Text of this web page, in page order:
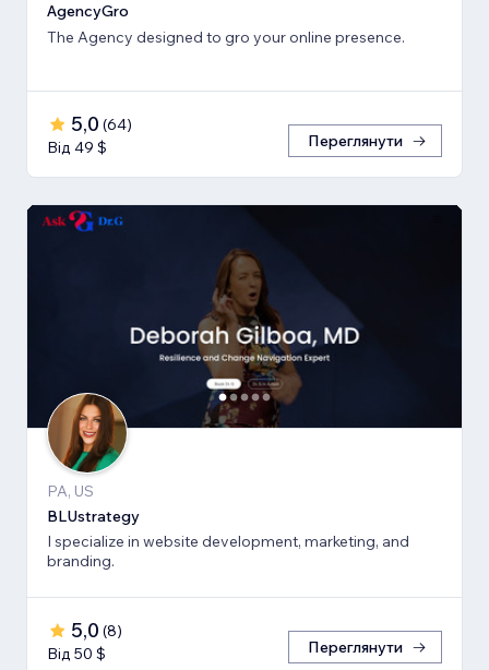
AgencyGro
The Agency designed to gro your online presence.
5,0 (64)
Від 49 $
Переглянути
PA, US
BLUstrategy
I specialize in website development, marketing, and
branding.
5,0 (8)
Від 50 $
Переглянути